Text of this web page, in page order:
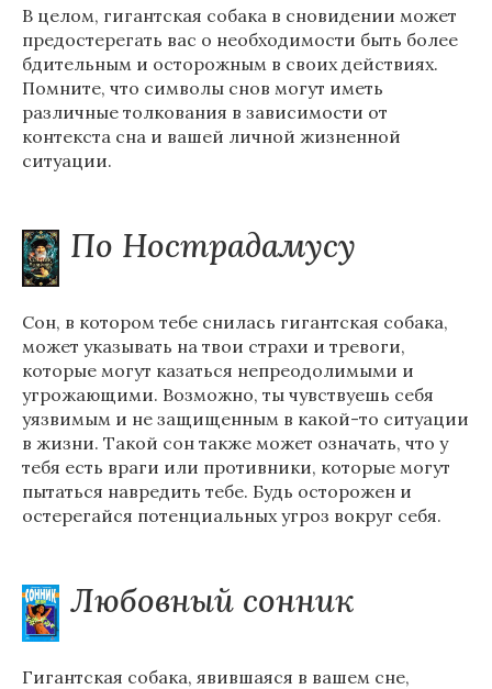
В целом, гигантская собака в сновидении может
предостерегать вас о необходимости быть более
бдительным и осторожным в своих действиях.
Помните, что символы снов могут иметь
различные толкования в зависимости от
контекста сна и вашей личной жизненной
ситуации.
По Нострадамусу
Сон, в котором тебе снилась гигантская собака,
может указывать на твои страхи и тревоги,
которые могут казаться непреодолимыми и
угрожающими. Возможно, ты чувствуешь себя
уязвимым и не защищенным в какой-то ситуации
в жизни. Такой сон также может означать, что у
тебя есть враги или противники, которые могут
пытаться навредить тебе. Будь осторожен и
остерегайся потенциальных угроз вокруг себя.
Любовный сонник
Гигантская собака, явившаяся в вашем сне,